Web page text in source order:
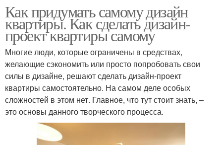
Как придумать самому дизайн
квартиры. Как сделать дизайн-
проект квартиры самому
Многие люди, которые ограничены в средствах,
желающие сэкономить или просто попробовать свои
силы в дизайне, решают сделать дизайн-проект
квартиры самостоятельно. На самом деле особых
сложностей в этом нет. Главное, что тут стоит знать, –
это основы данного творческого процесса.